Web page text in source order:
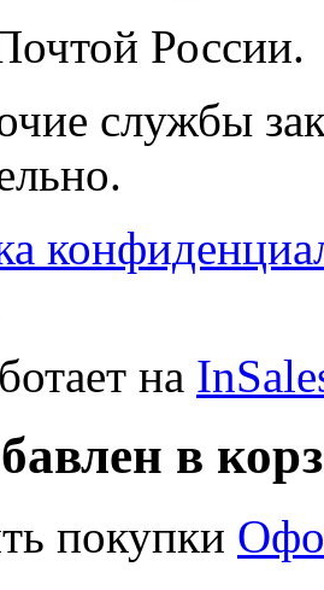
России.
службы
на
в
покупки